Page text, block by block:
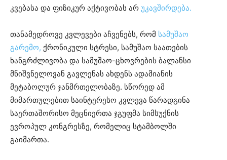
კვებასა და ფიზიკურ აქტივობას არ უკავშირდება.
თანამედროვე კვლევები აჩვენებს, რომ სამუშაო
გარემო, ქრონიკული სტრესი, სამუშაო საათების
ხანგრძლივობა და სამუშაო-ცხოვრების ბალანსი
მნიშვნელოვან გავლენას ახდენს ადამიანის
მეტაბოლურ ჯანმრთელობაზე. სწორედ ამ
მიმართულებით საინტერესო კვლევა წარადგინა
საერთაშორისო მეცნიერთა ჯგუფმა სიმსუქნის
ევროპულ კონგრესზე, რომელიც სტამბოლში
გაიმართა.